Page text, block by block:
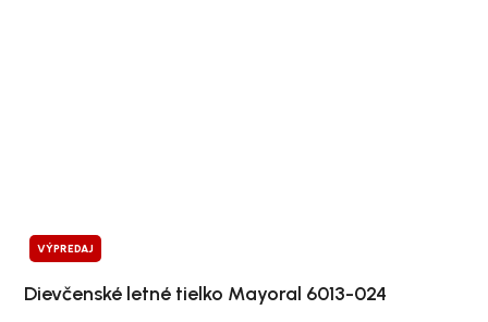
VÝPREDAJ
Dievčenské letné tielko Mayoral 6013-024